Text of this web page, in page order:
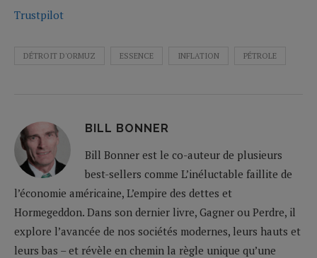
Trustpilot
DÉTROIT D'ORMUZ ESSENCE INFLATION PÉTROLE
BILL BONNER
Bill Bonner est le co-auteur de plusieurs
best-sellers comme L’inéluctable faillite de
l’économie américaine, L’empire des dettes et
Hormegeddon. Dans son dernier livre, Gagner ou Perdre, il
explore l’avancée de nos sociétés modernes, leurs hauts et
leurs bas – et révèle en chemin la règle unique qu’une